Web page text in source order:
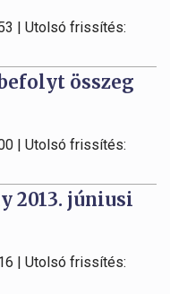
| Utolsó frissítés:
összeg
| Utolsó frissítés:
2013. júniusi
| Utolsó frissítés: